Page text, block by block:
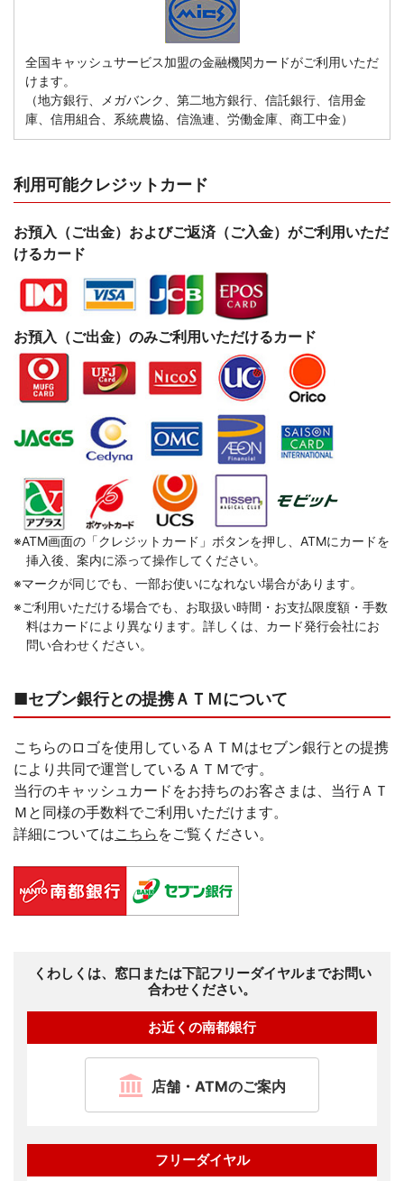
全国キャッシュサービス加盟の金融機関カードがご利用いただ
けます。
（地方銀行、メガバンク、第二地方銀行、信託銀行、信用金
庫、信用組合、系統農協、信漁連、労働金庫、商工中金）
利用可能クレジットカード
お預入（ご出金）およびご返済（ご入金）がご利用いただ
けるカード
お預入（ご出金）のみご利用いただけるカード
※
コメジルシ
ATM画面の「クレジットカード」ボタンを押し、ATMにカードを
挿入後、案内に添って操作してください。
※
コメジルシ
マークが同じでも、一部お使いになれない場合があります。
※
コメジルシ
ご利用いただける場合でも、お取扱い時間・お支払限度額・手数
料はカードにより異なります。詳しくは、カード発行会社にお
問い合わせください。
■セブン銀行との提携ＡＴＭについて
こちらのロゴを使用しているＡＴＭはセブン銀行との提携
により共同で運営しているＡＴＭです。
当行のキャッシュカードをお持ちのお客さまは、当行ＡＴ
Ｍと同様の手数料でご利用いただけます。
詳細についてはこちら をご覧ください。
くわしくは、窓口または下記フリーダイヤルまでお問い
合わせください。
お近くの南都銀行
店舗・ATMのご案内
フリーダイヤル